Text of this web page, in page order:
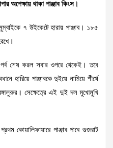
অপেক্ষায় থাকা পাঞ্জাব কিংস।
৭ উইকেটে হারায় পাঞ্জাব। ১৮৫
পর্ব শেষ করল সবার ওপরে থেকেই। তবে
হারিয়ে পাঞ্জাবকে দুইয়ে নামিয়ে শীর্ষে
সেক্ষেত্রে এই দুই দল মুখোমুখি
কোয়ালিফায়ারে পাঞ্জাব পাবে গুজরাট